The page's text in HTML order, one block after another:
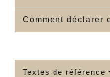
Comment déclarer
Textes de référence